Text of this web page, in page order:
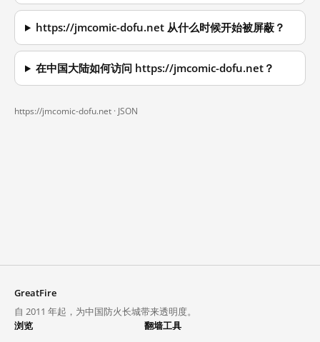
https://jmcomic-dofu.net 从什么时候开始被屏蔽？
在中国大陆如何访问 https://jmcomic-dofu.net？
https://jmcomic-dofu.net · JSON
GreatFire
自 2011 年起，为中国防火长城带来透明度。
浏览
翻墙工具